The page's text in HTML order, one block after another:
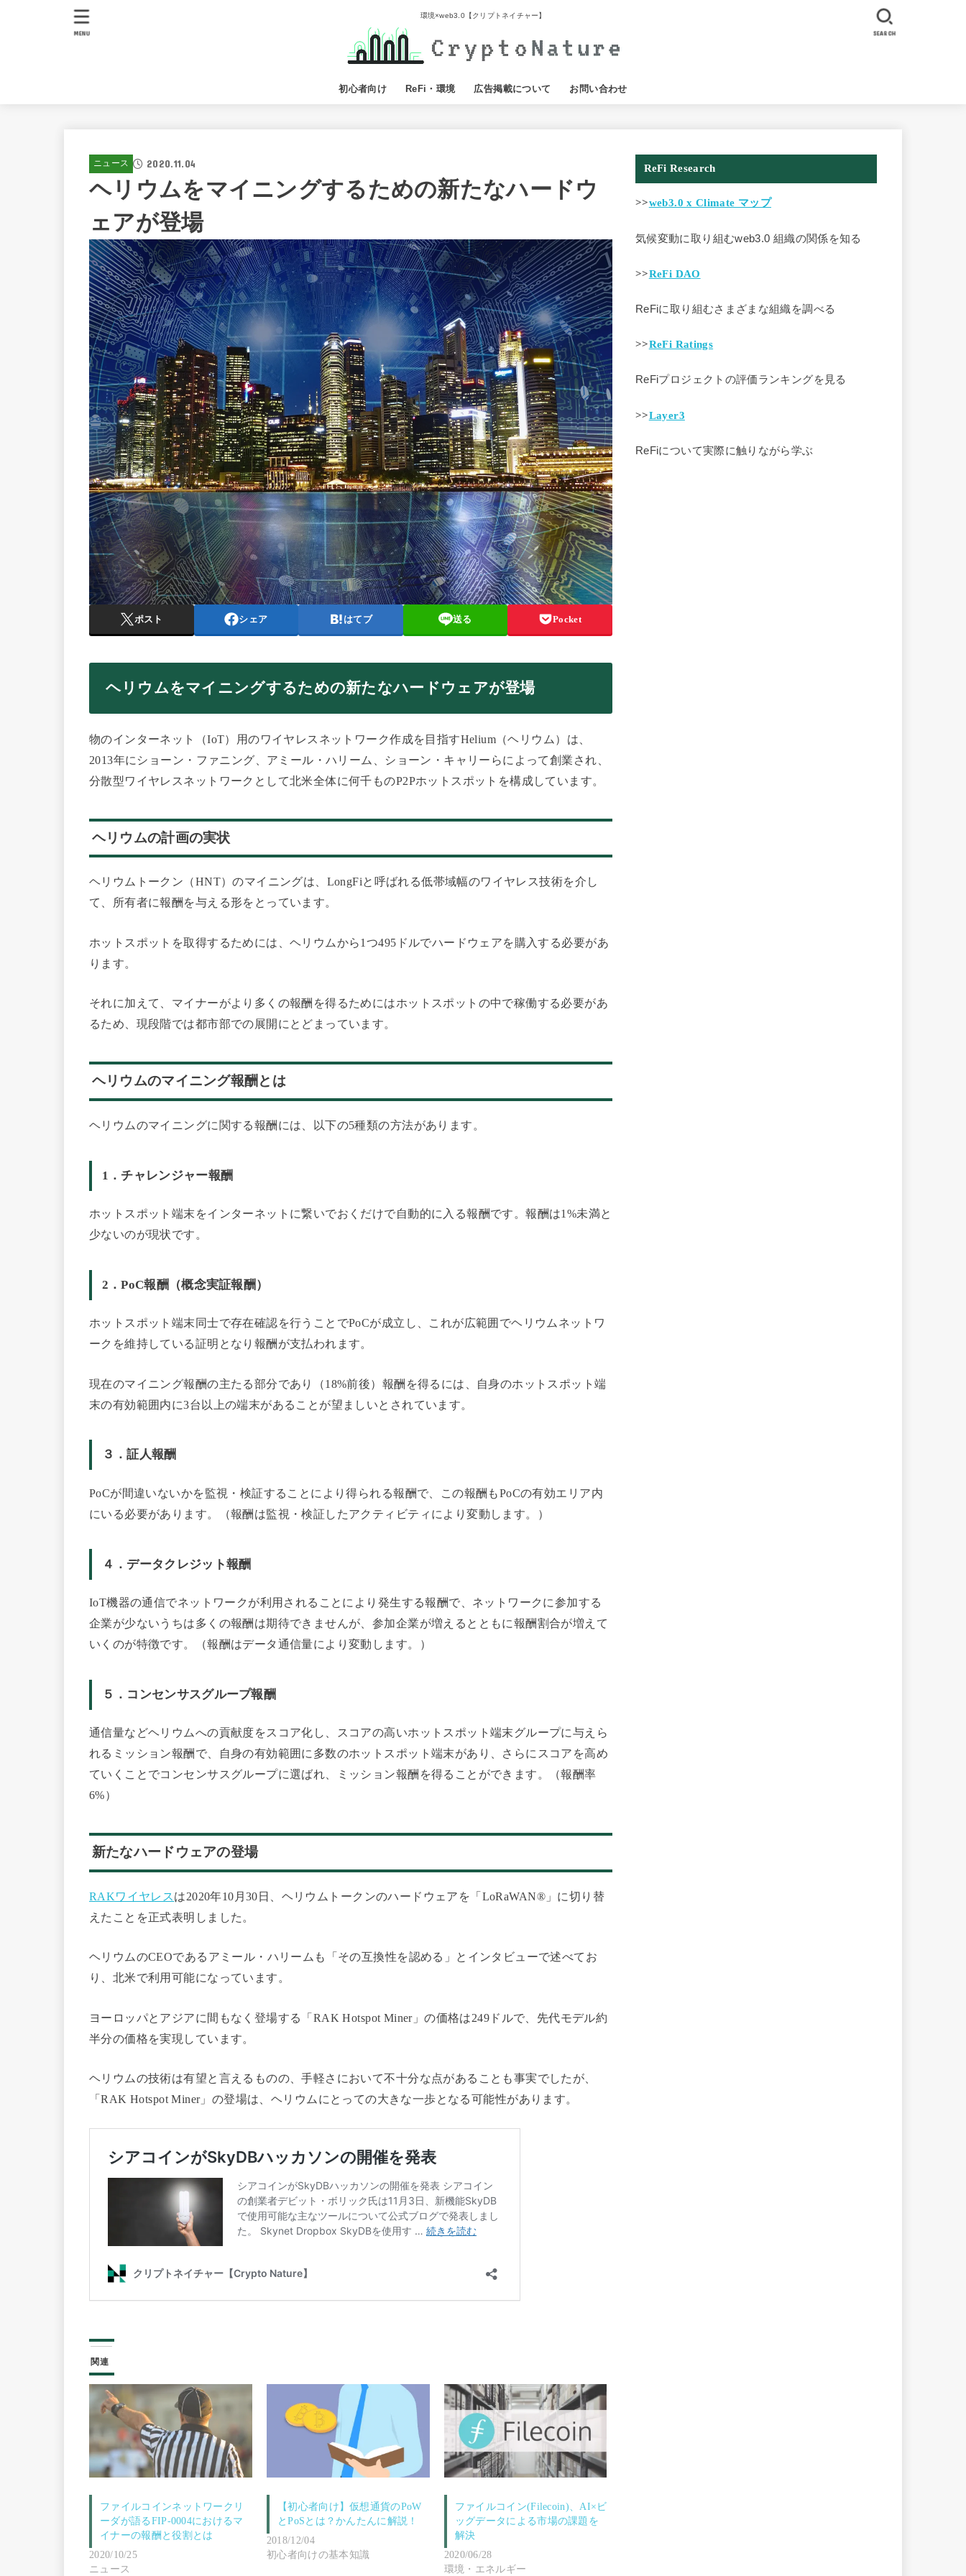
環境×web3.0【クリプトネイチャー】
初心者向け ReFi・環境 広告掲載について お問い合わせ
SEARCH
MENU
ニュース 2020.11.04
ヘリウムをマイニングするための新たなハードウ
ェアが登場
ポスト シェア はてブ 送る Pocket
ヘリウムをマイニングするための新たなハードウェアが登場
物のインターネット（IoT）用のワイヤレスネットワーク作成を目指すHelium（ヘリウム）は、
2013年にショーン・ファニング、アミール・ハリーム、ショーン・キャリーらによって創業され、
分散型ワイヤレスネットワークとして北米全体に何千ものP2Pホットスポットを構成しています。
ヘリウムの計画の実状
ヘリウムトークン（HNT）のマイニングは、LongFiと呼ばれる低帯域幅のワイヤレス技術を介し
て、所有者に報酬を与える形をとっています。
ホットスポットを取得するためには、ヘリウムから1つ495ドルでハードウェアを購入する必要があ
ります。
それに加えて、マイナーがより多くの報酬を得るためにはホットスポットの中で稼働する必要があ
るため、現段階では都市部での展開にとどまっています。
ヘリウムのマイニング報酬とは
ヘリウムのマイニングに関する報酬には、以下の5種類の方法があります。
1．チャレンジャー報酬
ホットスポット端末をインターネットに繋いでおくだけで自動的に入る報酬です。報酬は1%未満と
少ないのが現状です。
2．PoC報酬（概念実証報酬）
ホットスポット端末同士で存在確認を行うことでPoCが成立し、これが広範囲でヘリウムネットワ
ークを維持している証明となり報酬が支払われます。
現在のマイニング報酬の主たる部分であり（18%前後）報酬を得るには、自身のホットスポット端
末の有効範囲内に3台以上の端末があることが望ましいとされています。
３．証人報酬
PoCが間違いないかを監視・検証することにより得られる報酬で、この報酬もPoCの有効エリア内
にいる必要があります。（報酬は監視・検証したアクティビティにより変動します。）
４．データクレジット報酬
IoT機器の通信でネットワークが利用されることにより発生する報酬で、ネットワークに参加する
企業が少ないうちは多くの報酬は期待できませんが、参加企業が増えるとともに報酬割合が増えて
いくのが特徴です。（報酬はデータ通信量により変動します。）
５．コンセンサスグループ報酬
通信量などヘリウムへの貢献度をスコア化し、スコアの高いホットスポット端末グループに与えら
れるミッション報酬で、自身の有効範囲に多数のホットスポット端末があり、さらにスコアを高め
ていくことでコンセンサスグループに選ばれ、ミッション報酬を得ることができます。（報酬率
6%）
新たなハードウェアの登場
RAKワイヤレスは2020年10月30日、ヘリウムトークンのハードウェアを「LoRaWAN®」に切り替
えたことを正式表明しました。
ヘリウムのCEOであるアミール・ハリームも「その互換性を認める」とインタビューで述べてお
り、北米で利用可能になっています。
ヨーロッパとアジアに間もなく登場する「RAK Hotspot Miner」の価格は249ドルで、先代モデル約
半分の価格を実現しています。
ヘリウムの技術は有望と言えるものの、手軽さにおいて不十分な点があることも事実でしたが、
「RAK Hotspot Miner」の登場は、ヘリウムにとっての大きな一歩となる可能性があります。
関連
ファイルコインネットワークリ
ーダが語るFIP-0004におけるマ
イナーの報酬と役割とは
2020/10/25
ニュース
【初心者向け】仮想通貨のPoW
とPoSとは？かんたんに解説！
2018/12/04
初心者向けの基本知識
ファイルコイン(Filecoin)、AI×ビ
ッグデータによる市場の課題を
解決
2020/06/28
環境・エネルギー
ReFi Research
>>web3.0 x Climate マップ
気候変動に取り組むweb3.0 組織の関係を知る
>>ReFi DAO
ReFiに取り組むさまざまな組織を調べる
>>ReFi Ratings
ReFiプロジェクトの評価ランキングを見る
>>Layer3
ReFiについて実際に触りながら学ぶ